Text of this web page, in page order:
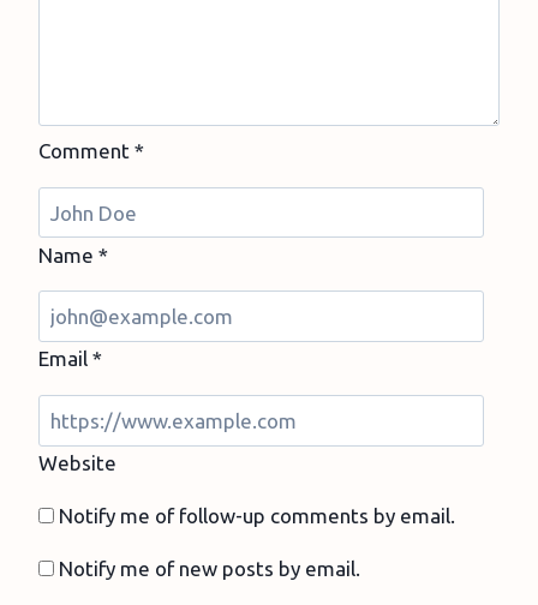
Comment *
Name *
Email *
Website
Notify me of follow-up comments by email.
Notify me of new posts by email.